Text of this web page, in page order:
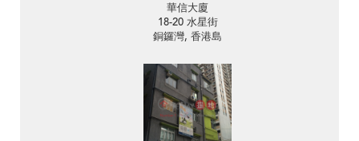
華信大廈
18-20 水星街
銅鑼灣, 香港島